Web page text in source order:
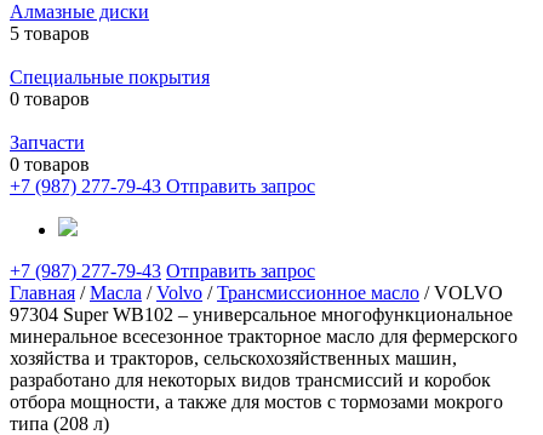
Алмазные диски
5 товаров
Специальные покрытия
0 товаров
Запчасти
0 товаров
+7 (987) 277-79-43 Отправить запрос
+7 (987) 277-79-43 Отправить запрос
Главная /Масла /Volvo /Трансмиссионное масло / VOLVO
97304 Super WB102 – универсальное многофункциональное
минеральное всесезонное тракторное масло для фермерского
хозяйства и тракторов, сельскохозяйственных машин,
разработано для некоторых видов трансмиссий и коробок
отбора мощности, а также для мостов с тормозами мокрого
типа (208 л)